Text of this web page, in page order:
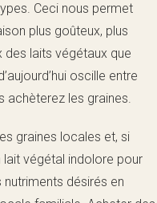
Ceci nous permet
plus goûteux, plus
des laits végétaux que
oscille entre
achèterez les graines.
graines locales et, si
lait végétal indolore pour
désirés en